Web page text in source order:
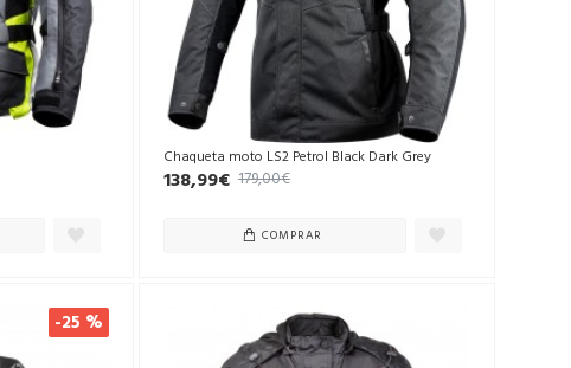
Chaqueta moto LS2 Petrol Black Dark Grey
138,99€ 179,00€
COMPRAR
-25 %